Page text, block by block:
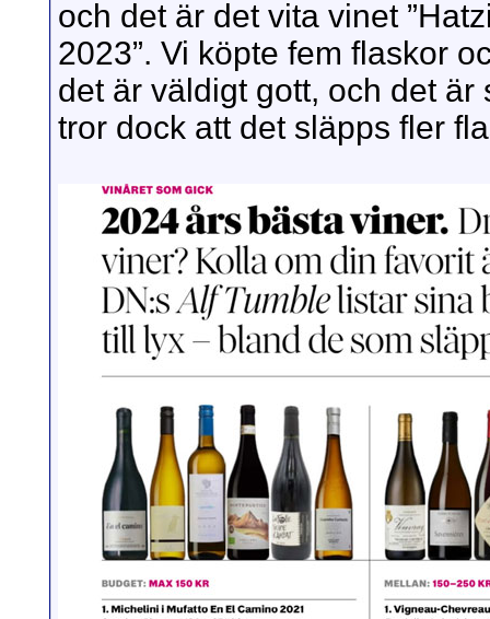
och det är det vita vinet
2023”. Vi köpte fem flaskor
det är väldigt gott, och det
tror dock att det släpps fler